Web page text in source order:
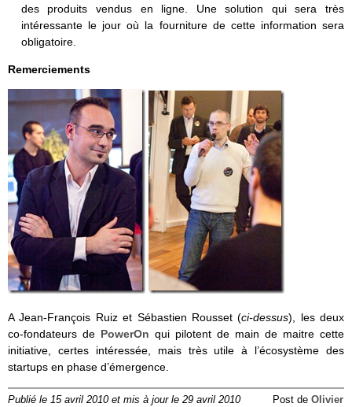
des produits vendus en ligne. Une solution qui sera très
intéressante le jour où la fourniture de cette information sera
obligatoire.
Remerciements
A Jean-François Ruiz et Sébastien Rousset (ci-dessus), les deux
co-fondateurs de PowerOn qui pilotent de main de maitre cette
initiative, certes intéressée, mais très utile à l’écosystème des
startups en phase d’émergence.
Publié le 15 avril 2010 et mis à jour le 29 avril 2010 Post de Olivier